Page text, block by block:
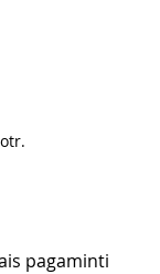
pagaminti